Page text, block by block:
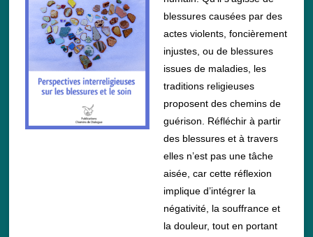
blessures causées par des
actes violents, foncièrement
injustes, ou de blessures
issues de maladies, les
traditions religieuses
proposent des chemins de
guérison. Réfléchir à partir
des blessures et à travers
elles n’est pas une tâche
aisée, car cette réflexion
implique d’intégrer la
négativité, la souffrance et
la douleur, tout en portant